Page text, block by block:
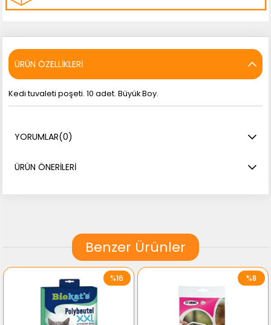
ÜRÜN ÖZELLIKLERI
Kedi tuvaleti poşeti. 10 adet. Büyük Boy.
YORUMLAR(0)
ÜRÜN ÖNERILERI
Benzer Ürünler
%16 %8